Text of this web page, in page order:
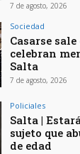
7 de agosto, 2026
Sociedad
Casarse
celebran
Salta
7 de agosto, 2026
Policiales
Salta |
sujeto que
de edad